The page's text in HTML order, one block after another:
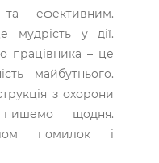
ефективним.
мудрість у дії.
працівника – це
майбутнього.
з охорони
щодня.
помилок і